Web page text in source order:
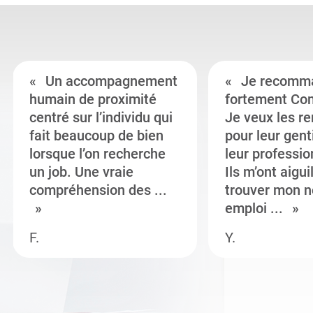
Un accompagnement
humain de proximité
centré sur l’individu qui
fait beaucoup de bien
lorsque l’on recherche
un job. Une vraie
compréhension des ...
F.
Je
fortement
Je veux les
pour leur
leur
Ils m’ont
trouver mon
emploi ...
Y.